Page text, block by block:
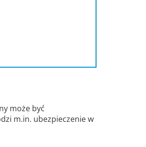
może być
m.in. ubezpieczenie w